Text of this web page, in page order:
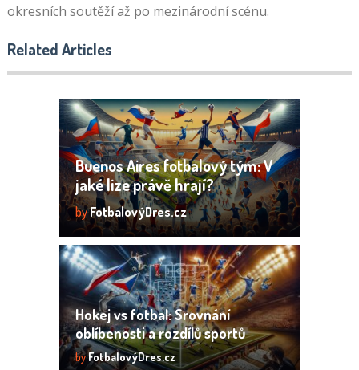
okresních soutěží až po mezinárodní scénu.
Related Articles
Buenos Aires fotbalový tým: V
jaké lize právě hrají?
byFotbalovýDres.cz
Hokej vs fotbal: Srovnání
oblíbenosti a rozdílů sportů
byFotbalovýDres.cz